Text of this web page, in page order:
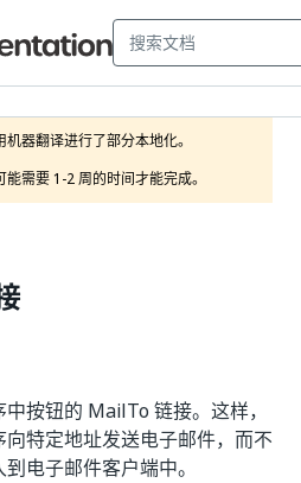
器翻译进行了部分本地化。
需要 1-2 周的时间才能完成。
按钮的 MailTo 链接。这样，
特定地址发送电子邮件，而不
电子邮件客户端中。